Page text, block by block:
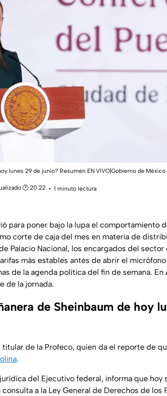
lunes 29 de junio? Resumen EN VIVO|Gobierno de México.
🕑 20:22
1 minuto lectura
para poner bajo la lupa el comportamiento
corte de caja del mes en materia de
Palacio Nacional, los encargados del
más estables antes de abrir el
de la agenda política del fin de semana. En
de la jornada.
de Sheinbaum de hoy
titular de la Profeco, quien da el reporte de
.
del Ejecutivo federal, informa que hoy
a la Ley General de Derechos de los